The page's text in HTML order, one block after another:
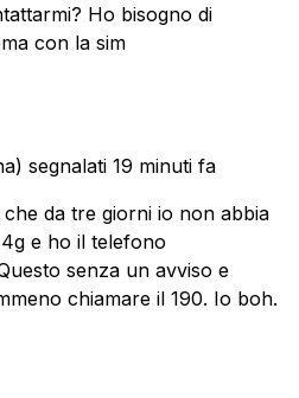
Ho bisogno di
con la sim
segnalati 19 minuti fa
da tre giorni io non abbia
e ho il telefono
senza un avviso e
chiamare il 190. Io boh.